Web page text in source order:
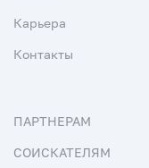
Карьера
Контакты
ПАРТНЕРАМ
СОИСКАТЕЛЯМ